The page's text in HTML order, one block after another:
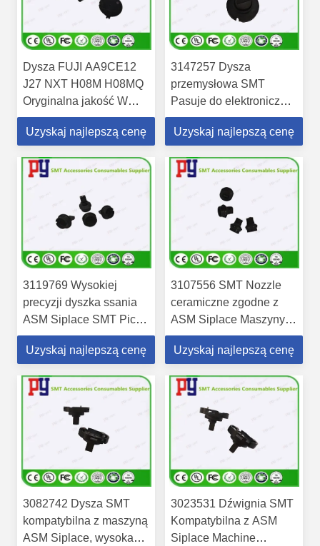
Dysza FUJI AA9CE12
J27 NXT H08M H08MQ
Oryginalna jakość W
magazynie Szybka
dostawa
Uzyskaj najlepszą cenę
3147257 Dysza
przemysłowa SMT
Pasuje do elektronicznej
maszyny produkcyjnej
ASM Siplace
Uzyskaj najlepszą cenę
3119769 Wysokiej
precyzji dyszka ssania
ASM Siplace SMT Pick
and Place Dyszka
Uzyskaj najlepszą cenę
3107556 SMT Nozzle
ceramiczne zgodne z
ASM Siplace Maszyny
części zamienne
Uzyskaj najlepszą cenę
3082742 Dysza SMT
kompatybilna z maszyną
ASM Siplace, wysoka
3023531 Dźwignia SMT
Kompatybilna z ASM
Siplace Machine